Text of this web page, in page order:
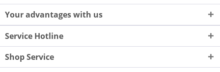
Your advantages with us
Service Hotline
Shop Service